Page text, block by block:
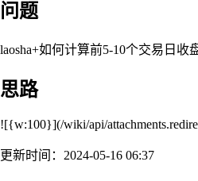
问题
laosha+如何计算前5-10个交易日收
思路
![{w:100}](/wiki/api/
更新时间：2024-05-16 06:37